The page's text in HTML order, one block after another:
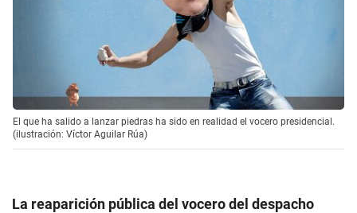
El que ha salido a lanzar piedras ha sido en realidad el vocero presidencial.
(ilustración: Víctor Aguilar Rúa)
La reaparición pública del vocero del despacho